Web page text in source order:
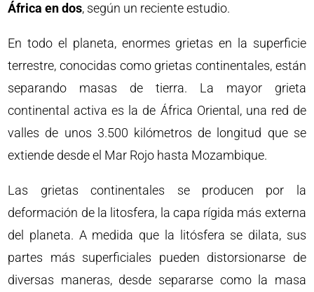
África en dos, según un reciente estudio.
En todo el planeta, enormes grietas en la superficie
terrestre, conocidas como grietas continentales, están
separando masas de tierra. La mayor grieta
continental activa es la de África Oriental, una red de
valles de unos 3.500 kilómetros de longitud que se
extiende desde el Mar Rojo hasta Mozambique.
Las grietas continentales se producen por la
deformación de la litosfera, la capa rígida más externa
del planeta. A medida que la litósfera se dilata, sus
partes más superficiales pueden distorsionarse de
diversas maneras, desde separarse como la masa